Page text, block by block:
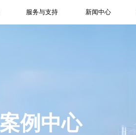
服务与支持 新闻中心
案例中心